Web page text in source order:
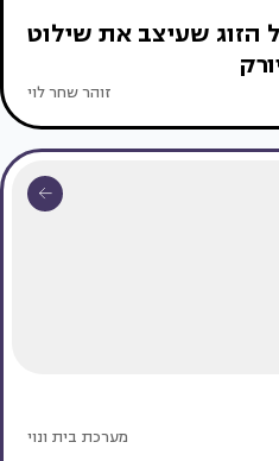
הזוג שעיצב את שילוט
זוהר שחר לוי
מערכת בית ונוי